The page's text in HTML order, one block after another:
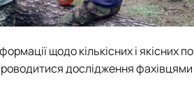
щодо кількісних і якісних
дослідження фахівцями